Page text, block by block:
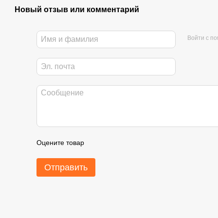
Новый отзыв или комментарий
Войти с
Оцените товар
Отправить